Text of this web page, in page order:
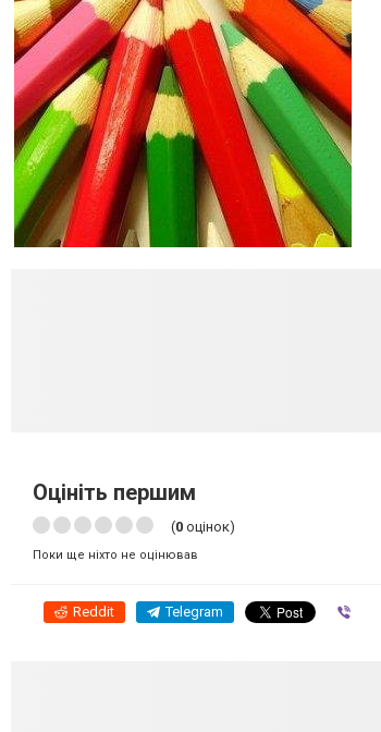
Оцініть першим
(0 оцінок)
Поки ще ніхто не оцінював
Reddit Telegram